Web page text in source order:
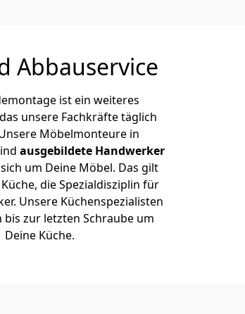
Abbauservice
ist ein weiteres
unsere Fachkräfte täglich
Möbelmonteure in
ausgebildete Handwerker
um Deine Möbel. Das gilt
die Spezialdisziplin für
Unsere Küchenspezialisten
zur letzten Schraube um
Deine Küche.